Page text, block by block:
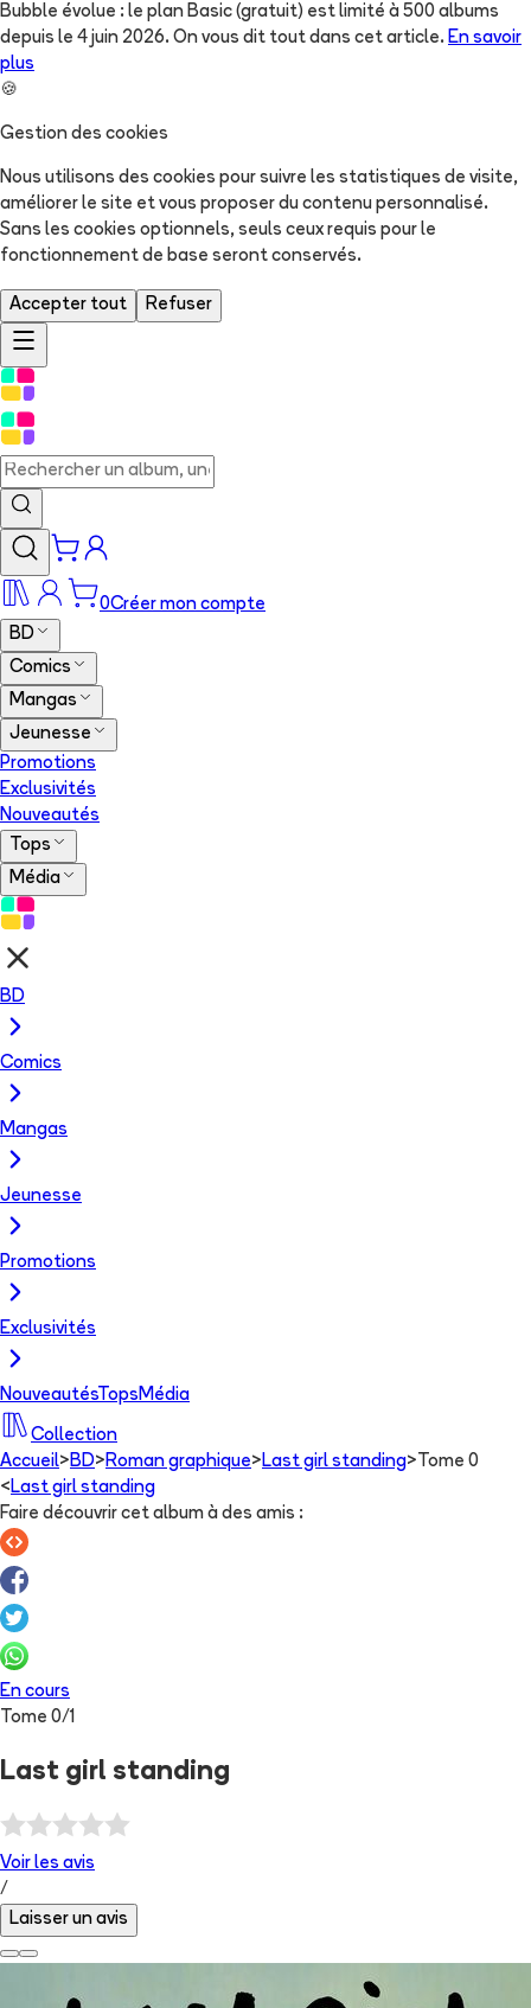
Bubble évolue : le plan Basic (gratuit) est limité à 500 albums
depuis le 4 juin 2026. On vous dit tout dans cet article. En savoir
plus
🍪
Gestion des cookies
Nous utilisons des cookies pour suivre les statistiques de visite,
améliorer le site et vous proposer du contenu personnalisé.
Sans les cookies optionnels, seuls ceux requis pour le
fonctionnement de base seront conservés.
Accepter tout Refuser
0Créer mon compte
BD
Comics
Mangas
Jeunesse
Promotions
Exclusivités
Nouveautés
Tops
Média
BD
Comics
Mangas
Jeunesse
Promotions
Exclusivités
NouveautésTops Média
Collection
Accueil> BD> Roman graphique> Last girl standing> Tome 0
< Last girl standing
Faire découvrir cet album à des amis :
En cours
Tome 0/1
Last girl standing
Voir les avis
/
Laisser un avis